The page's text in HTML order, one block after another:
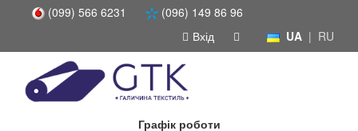
(099) 566 6231
(096) 149 86 96
UA | RU
Вхід
Графік роботи